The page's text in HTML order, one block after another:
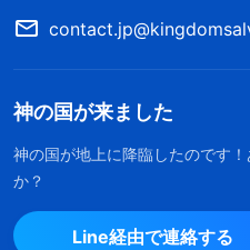
神の国が来ました
神の国が地上に降臨したのです
か？
Line経由で連絡する